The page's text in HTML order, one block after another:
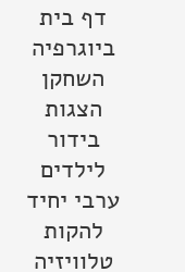
מפת האתר
הצהרת נגישות
לדלג לתוכןדף בית
ביוגרפיה
השחקן
הצגות
בידור
לילדים
ערבי יחיד
להקות
טלוויזיה